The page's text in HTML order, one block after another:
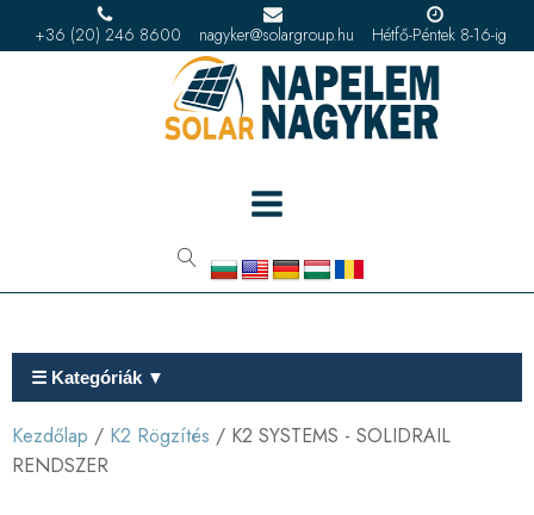
+36 (20) 246 8600 nagyker@solargroup.hu Hétfő-Péntek 8-16-ig
☰ Kategóriák ▼
Kezdőlap / K2 Rögzítés / K2 SYSTEMS - SOLIDRAIL
RENDSZER